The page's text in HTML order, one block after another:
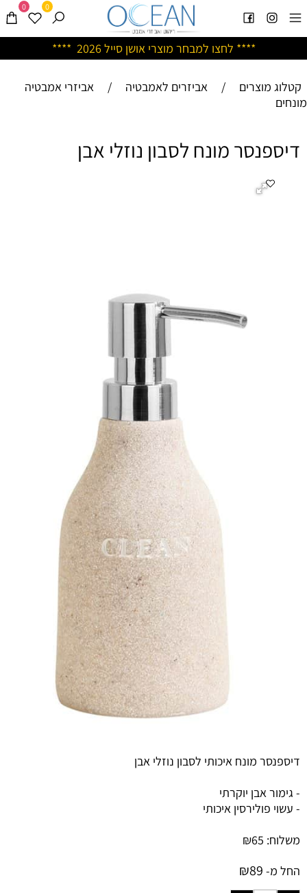
**** לחצו למבחר מוצרי אושן סייל 2026 ****
0 0
קטלוג מוצרים / אביזרים לאמבטיה /
אביזרי אמבטיה
מונחים
דיספנסר מונח לסבון נוזלי אבן
דיספנסר מונח איכותי לסבון נוזלי אבן
- גימור אבן יוקרתי
- עשוי פולירסין איכותי
משלוח:
₪65
החל מ-
₪89